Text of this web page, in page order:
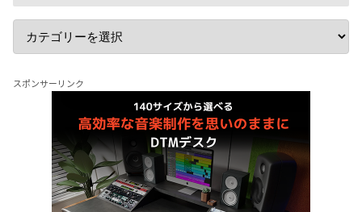
スポンサーリンク